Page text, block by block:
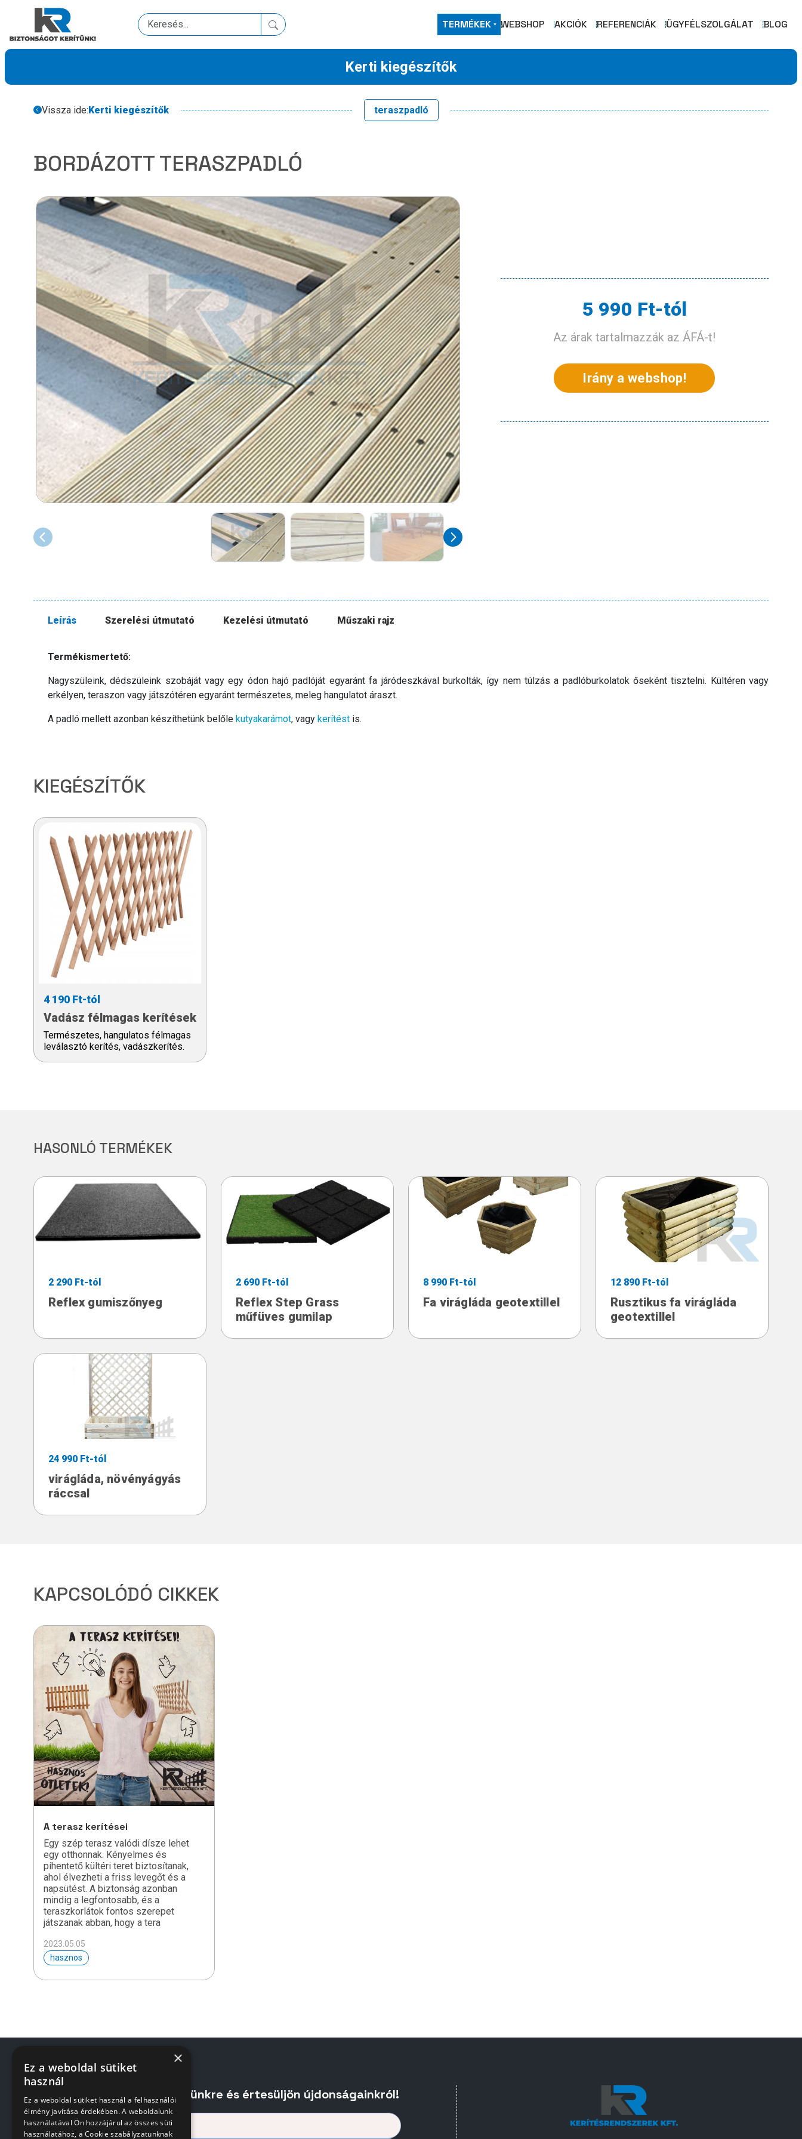
TERMÉKEK WEBSHOP AKCIÓK REFERENCIÁK ÜGYFÉLSZOLGÁLAT BLOG
Kerti kiegészítők
Vissza ide:Kerti kiegészítők teraszpadló
BORDÁZOTT TERASZPADLÓ
5 990 Ft-tól
Az árak tartalmazzák az ÁFÁ-t!
Irány a webshop!
Leírás Szerelési útmutató Kezelési útmutató Műszaki rajz
Termékismertető:
Nagyszüleink, dédszüleink szobáját vagy egy ódon hajó padlóját egyaránt fa járódeszkával burkolták, így nem túlzás a padlóburkolatok őseként tisztelni. Kültéren vagy
erkélyen, teraszon vagy játszótéren egyaránt természetes, meleg hangulatot áraszt.
A padló mellett azonban készíthetünk belőle kutyakarámot, vagy kerítést is.
KIEGÉSZÍTŐK
4 190 Ft-tól
Vadász félmagas kerítések
Természetes, hangulatos félmagas
leválasztó kerítés, vadászkerítés.
HASONLÓ TERMÉKEK
2 290 Ft-tól
Reflex gumiszőnyeg
2 690 Ft-tól
Reflex Step Grass
műfüves gumilap
8 990 Ft-tól
Fa virágláda geotextillel
12 890 Ft-tól
Rusztikus fa virágláda
geotextillel
24 990 Ft-tól
virágláda, növényágyás
ráccsal
KAPCSOLÓDÓ CIKKEK
A terasz kerítései
Egy szép terasz valódi dísze lehet
egy otthonnak. Kényelmes és
pihentető kültéri teret biztosítanak,
ahol élvezheti a friss levegőt és a
napsütést. A biztonság azonban
mindig a legfontosabb, és a
teraszkorlátok fontos szerepet
játszanak abban, hogy a tera
2023.05.05
hasznos
Iratkozzon fel hírlevelünkre és értesüljön újdonságainkról!
×
Ez a weboldal sütiket
használ
Ez a weboldal sütiket használ a felhasználói
élmény javítása érdekében. A weboldalunk
használatával Ön hozzájárul az összes süti
használatához, a Cookie szabályzatunknak